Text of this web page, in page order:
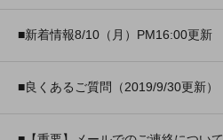
■新着情報8/10（月）PM16:00更新
■良くあるご質問（2019/9/30更新）